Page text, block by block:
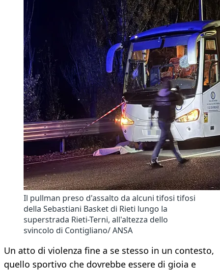
Il pullman preso d'assalto da alcuni tifosi tifosi
della Sebastiani Basket di Rieti lungo la
superstrada Rieti-Terni, all'altezza dello
svincolo di Contigliano/ ANSA
Un atto di violenza fine a se stesso in un contesto,
quello sportivo che dovrebbe essere di gioia e